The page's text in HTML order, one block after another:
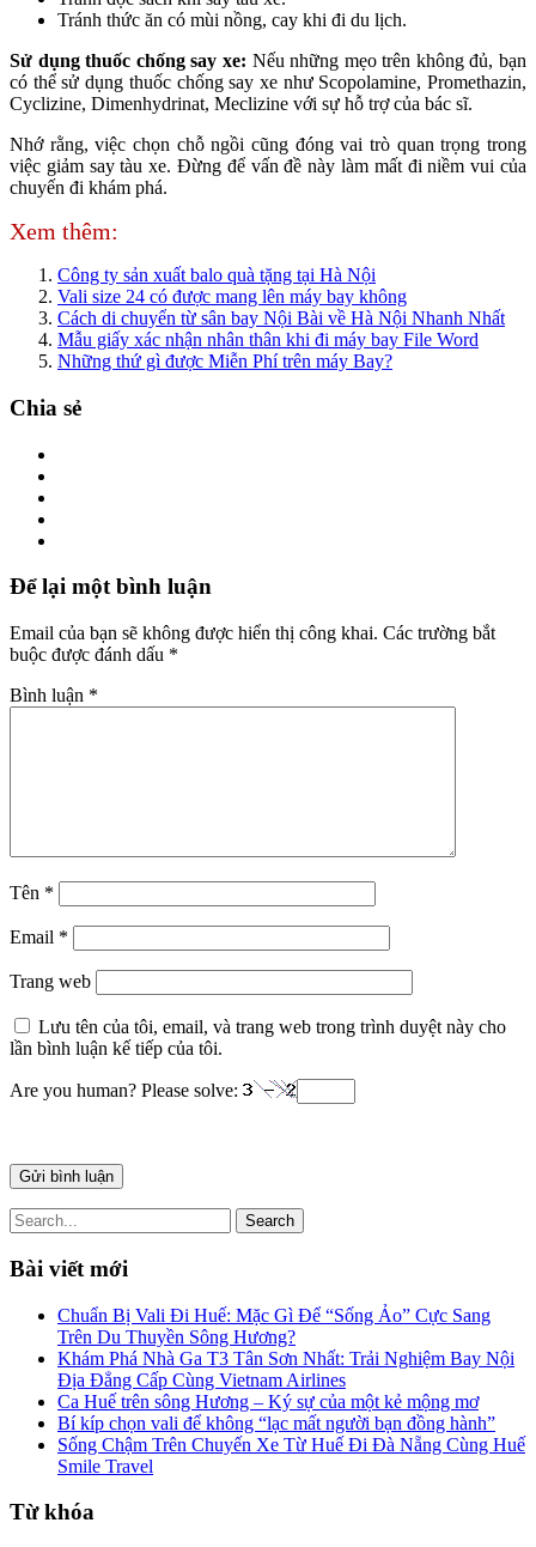
Tránh thức ăn có mùi nồng, cay khi đi du lịch.
Sử dụng thuốc chống say xe: Nếu những mẹo trên không đủ, bạn
có thể sử dụng thuốc chống say xe như Scopolamine, Promethazin,
Cyclizine, Dimenhydrinat, Meclizine với sự hỗ trợ của bác sĩ.
Nhớ rằng, việc chọn chỗ ngồi cũng đóng vai trò quan trọng trong
việc giảm say tàu xe. Đừng để vấn đề này làm mất đi niềm vui của
chuyến đi khám phá.
Xem thêm:
Công ty sản xuất balo quà tặng tại Hà Nội
Vali size 24 có được mang lên máy bay không
Cách di chuyển từ sân bay Nội Bài về Hà Nội Nhanh Nhất
Mẫu giấy xác nhận nhân thân khi đi máy bay File Word
Những thứ gì được Miễn Phí trên máy Bay?
Chia sẻ
Để lại một bình luận
Email của bạn sẽ không được hiển thị công khai. Các trường bắt
buộc được đánh dấu *
Bình luận *
Tên *
Email *
Trang web
Lưu tên của tôi, email, và trang web trong trình duyệt này cho
lần bình luận kế tiếp của tôi.
Are you human? Please solve:
Search
Bài viết mới
Chuẩn Bị Vali Đi Huế: Mặc Gì Để “Sống Ảo” Cực Sang
Trên Du Thuyền Sông Hương?
Khám Phá Nhà Ga T3 Tân Sơn Nhất: Trải Nghiệm Bay Nội
Địa Đẳng Cấp Cùng Vietnam Airlines
Ca Huế trên sông Hương – Ký sự của một kẻ mộng mơ
Bí kíp chọn vali để không “lạc mất người bạn đồng hành”
Sống Chậm Trên Chuyến Xe Từ Huế Đi Đà Nẵng Cùng Huế
Smile Travel
Từ khóa